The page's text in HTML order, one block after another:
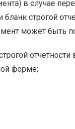
в случае
строгой
может быть
форме;